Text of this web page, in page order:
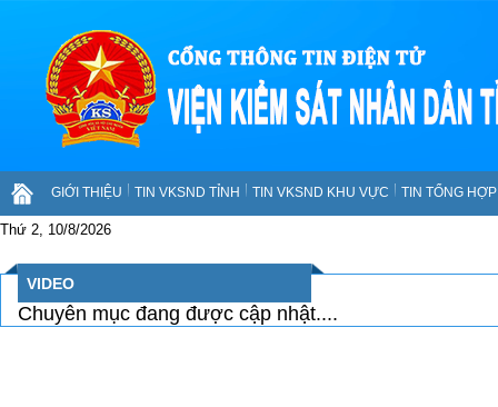
GIỚI THIỆU TIN VKSND TỈNH TIN VKSND KHU VỰC TIN TỔNG
Thứ 2, 10/8/2026
VIDEO
Chuyên mục đang được cập nhật....